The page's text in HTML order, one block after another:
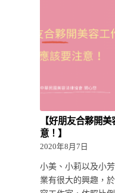
【好朋友合夥開
意！】
2020年8月7日
小美、小莉以及小
業有很大的興趣，